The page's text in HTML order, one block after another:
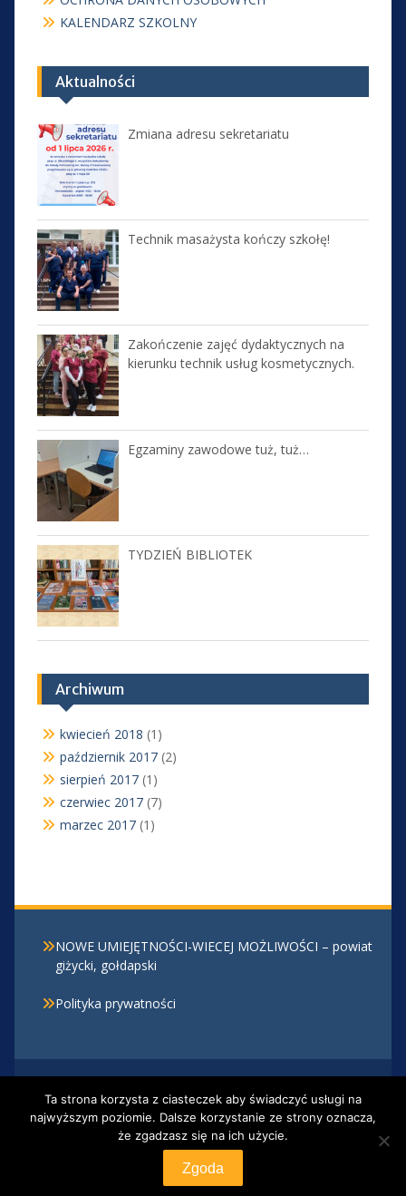
KALENDARZ SZKOLNY
Aktualności
Zmiana adresu sekretariatu
Technik masażysta kończy szkołę!
Zakończenie zajęć dydaktycznych na
kierunku technik usług kosmetycznych.
Egzaminy zawodowe tuż, tuż…
TYDZIEŃ BIBLIOTEK
Archiwum
kwiecień 2018 (1)
październik 2017(2)
sierpień 2017(1)
czerwiec 2017(7)
marzec 2017(1)
NOWE UMIEJĘTNOŚCI-WIECEJ MOŻLIWOŚCI – powiat
giżycki, gołdapski
Polityka prywatności
Giżycku, Al. 1 Maja 30 , 11-500 Giżycko, tel. 87 428 20
12
Proudly powered by WordPress |
Education Hub by
WEN Themes
Ta strona korzysta z ciasteczek aby świadczyć usługi na
najwyższym poziomie. Dalsze korzystanie ze strony oznacza,
że zgadzasz się na ich użycie.
Zgoda